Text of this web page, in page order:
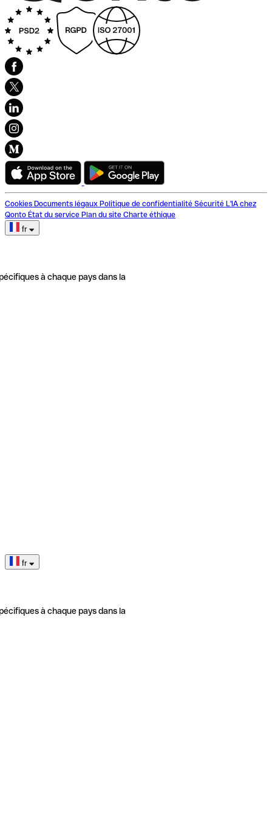
Cookies Documents légaux Politique de confidentialité Sécurité L'IA chez
Qonto État du service Plan du site Charte éthique
fr
à chaque pays dans la
fr
à chaque pays dans la